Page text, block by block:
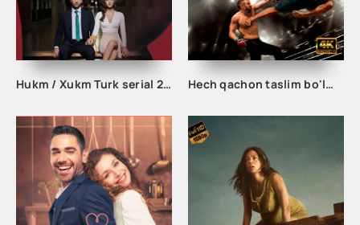
Hukm / Xukm Turk serial 203. 204. 205. 206. 207. 208. 209. 210. 211. 212. 213. 214. 215 Qism Uzbek tilida Hukim Xukim Barcha qismlari Hech qachon taslim bo'lma 3